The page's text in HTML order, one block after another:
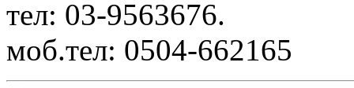
тел: 03-9563676.
моб.тел: 0504-662165